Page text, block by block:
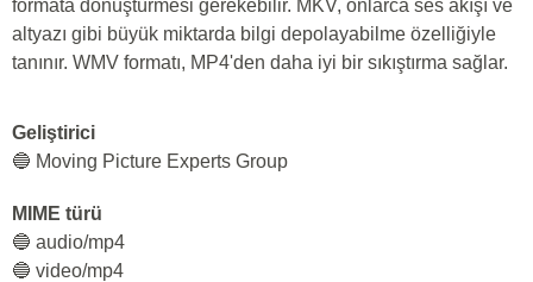
formata dönüştürmesi gerekebilir. MKV, onlarca ses akışı ve
altyazı gibi büyük miktarda bilgi depolayabilme özelliğiyle
tanınır. WMV formatı, MP4'den daha iyi bir sıkıştırma sağlar.
Geliştirici
🔵 Moving Picture Experts Group
MIME türü
🔵 audio/mp4
🔵 video/mp4